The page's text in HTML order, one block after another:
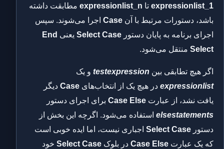
expressionlist_1 تا expressionlist_n مطابقت داشته
باشد، دستورات مرتبط با آن Case اجرا می‌شوند. سپس
اجرای برنامه به پایان دستور Select Case یعنی End
Select منتقل می‌شود.
اگر هیچ تطابقی بین testexpression و یک
expressionlist در هیچ یک از انتخاب‌های Case دیگر
یافت نشد، از عبارت Case Else برای اجرای دستور
elsestatements استفاده می‌شود. اگرچه این بخش از
دستور Select Case اجباری نیست، اما ایده خوبی است
که یک عبارت Case Else در بلوک Select Case خود